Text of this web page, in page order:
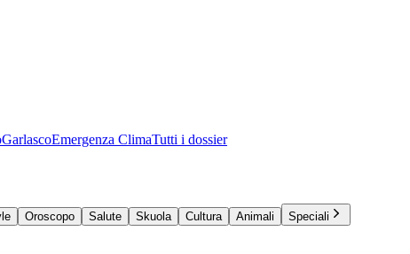
GarlascoEmergenza ClimaTutti i dossier
Oroscopo Salute Skuola Cultura Animali
Speciali